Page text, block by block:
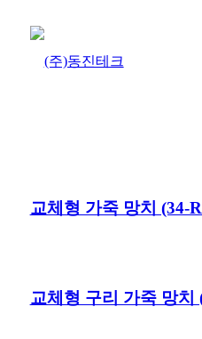
교체형 가죽 망치 (34-
교체형 구리 가죽 망치